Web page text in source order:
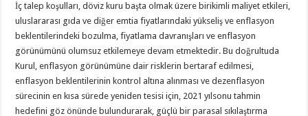
İç talep koşulları, döviz kuru başta olmak üzere birikimli maliyet etkileri,
uluslararası gıda ve diğer emtia fiyatlarındaki yükseliş ve enflasyon
beklentilerindeki bozulma, fiyatlama davranışları ve enflasyon
görünümünü olumsuz etkilemeye devam etmektedir. Bu doğrultuda
Kurul, enflasyon görünümüne dair risklerin bertaraf edilmesi,
enflasyon beklentilerinin kontrol altına alınması ve dezenflasyon
sürecinin en kısa sürede yeniden tesisi için, 2021 yılsonu tahmin
hedefini göz önünde bulundurarak, güçlü bir parasal sıkılaştırma